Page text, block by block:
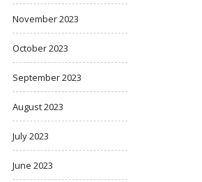
November 2023
October 2023
September 2023
August 2023
July 2023
June 2023